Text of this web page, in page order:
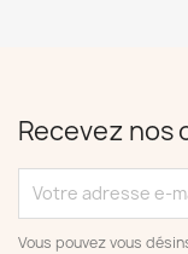
Recevez nos
Vous pouvez vous